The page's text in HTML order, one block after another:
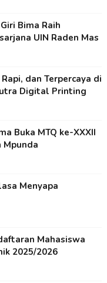
Bima Raih
UIN Raden Mas
dan Terpercaya di
Digital Printing
Buka MTQ ke-XXXII
Menyapa
Mahasiswa
2025/2026